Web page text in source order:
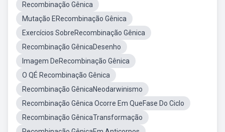
Recombinação Gênica
Mutação ERecombinação Gênica
Exercícios SobreRecombinação Gênica
Recombinação GênicaDesenho
Imagem DeRecombinação Gênica
O QÉ Recombinação Gênica
Recombinação GênicaNeodarwinismo
Recombinação Gênica Ocorre Em QueFase Do Ciclo
Recombinação GênicaTransformação